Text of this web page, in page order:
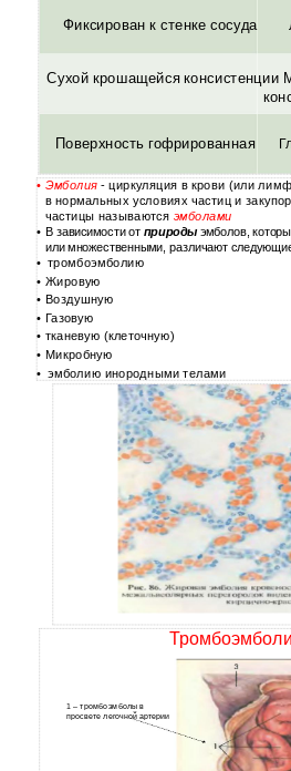
Фиксирован к стенке сосуда
Сухой крошащейся консистенции
Поверхность гофрированная
• Эмболия- циркуляция в крови (или
в нормальных условиях частиц и
частицы называются эмболами
• В зависимости от природыэмболов,
или множественными, различают
• тромбоэмболию
• Жировую
• Воздушную
• Газовую
• тканевую (клеточную)
• Микробную
• эмболию инородными телами
1 – тромбоэмболы в
просвете легочной артерии